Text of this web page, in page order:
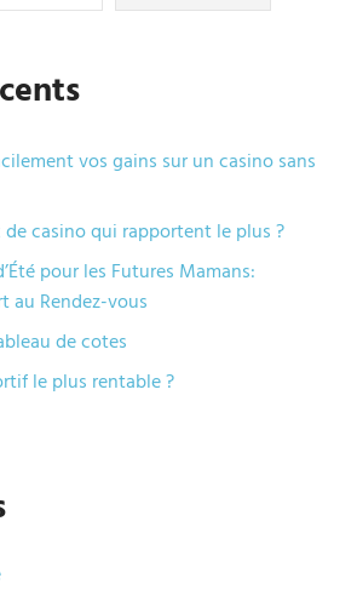
vos gains sur un casino sans
casino qui rapportent le plus ?
pour les Futures Mamans:
au Rendez-vous
de cotes
le plus rentable ?